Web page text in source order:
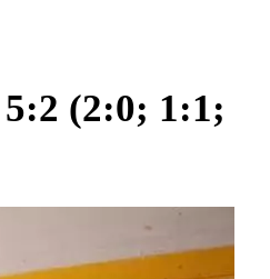
(2:0; 1:1;